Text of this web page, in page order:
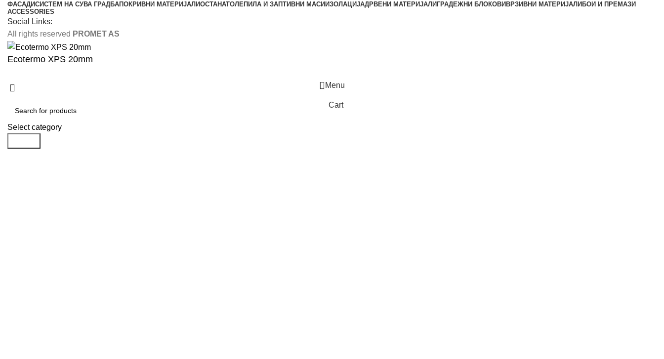
ФАСАДИСИСТЕМ НА СУВА ГРАДБАПОКРИВНИ МАТЕРИЈАЛИОСТАНАТОЛЕПИЛА И ЗАПТИВНИ МАСИ ИЗОЛАЦИЈАДРВЕНИ МАТЕРИЈАЛИ ГРАДЕЖНИ БЛОКОВИ ВРЗИВНИ МАТЕРИЈАЛИ БОИ И ПРЕМАЗИ
ACCESSORIES
Social Links:
All rights reserved PROMET AS
Ecotermo XPS 20mm
Select category
Menu
Cart